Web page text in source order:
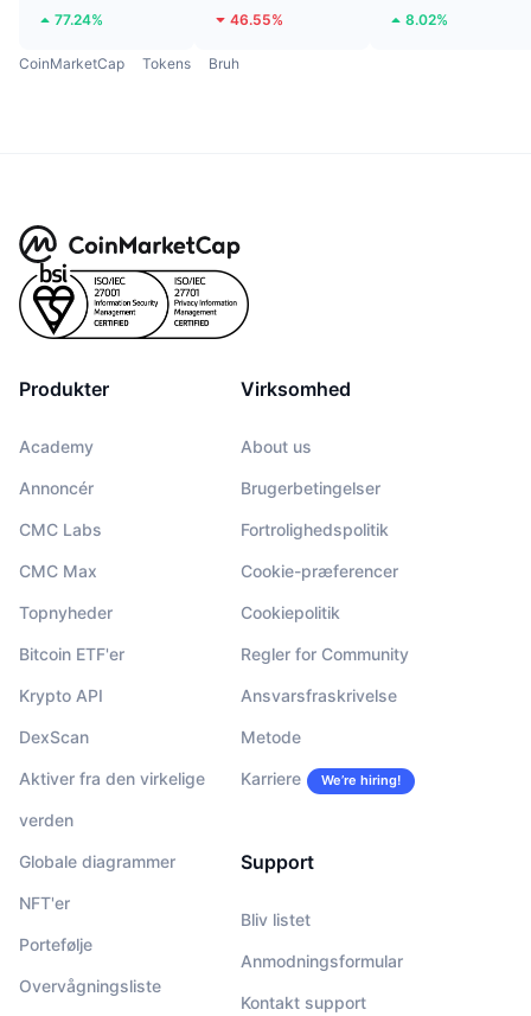
77.24% 46.55% 8.02%
CoinMarketCap Tokens Bruh
Produkter
Academy
Annoncér
CMC Labs
CMC Max
Topnyheder
Bitcoin ETF'er
Krypto API
DexScan
Aktiver fra den virkelige
verden
Globale diagrammer
NFT'er
Portefølje
Overvågningsliste
Virksomhed
About us
Brugerbetingelser
Fortrolighedspolitik
Cookie-præferencer
Cookiepolitik
Regler for Community
Ansvarsfraskrivelse
Metode
Karriere We’re hiring!
Support
Bliv listet
Anmodningsformular
Kontakt support